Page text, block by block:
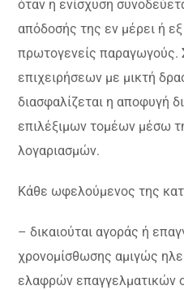
όταν η ενίσχυση
απόδοσής της εν μέρει ή
πρωτογενείς παραγωγούς.
επιχειρήσεων με μικτή
διασφαλίζεται η αποφυγή
επιλέξιμων τομέων μέσω
λογαριασμών.
Κάθε ωφελούμενος της
– δικαιούται αγοράς ή
χρονομίσθωσης αμιγώς
ελαφρών επαγγελματικών